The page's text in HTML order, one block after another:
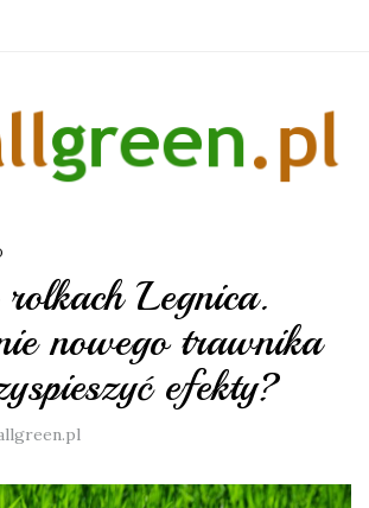
Legnica.
nowego trawnika
efekty?